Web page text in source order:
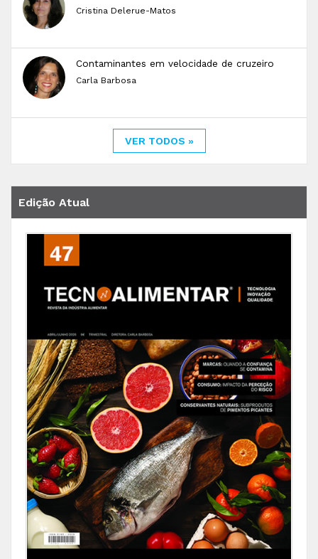
Cristina Delerue-Matos
Contaminantes em velocidade de cruzeiro
Carla Barbosa
VER TODOS »
Edição Atual